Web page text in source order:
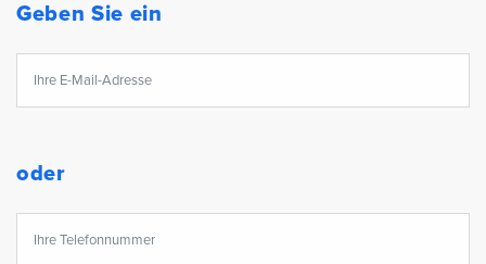
Geben Sie ein
oder